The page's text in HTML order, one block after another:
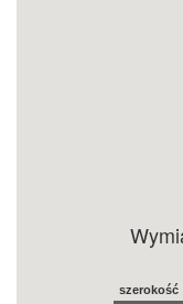
szerokość